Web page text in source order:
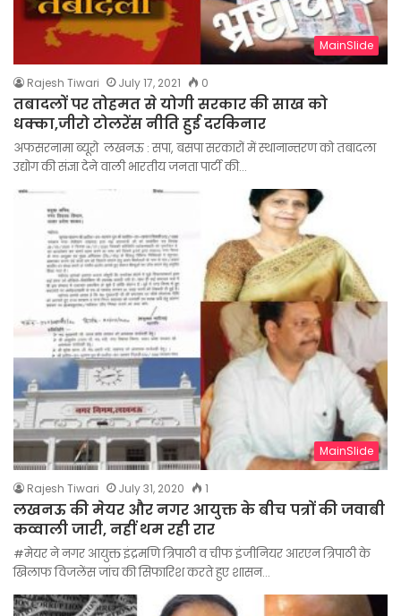
MainSlide
Rajesh Tiwari July 17, 2021 0
तबादलों पर तोहमत से योगी सरकार की साख को
धक्का,जीरो टोलरेंस नीति हुई दरकिनार
अफसरनामा ब्यूरो लखनऊ : सपा, बसपा सरकारों में स्थानान्तरण को तबादला
उद्योग की संज्ञा देने वाली भारतीय जनता पार्टी की…
MainSlide
Rajesh Tiwari July 31, 2020 1
लखनऊ की मेयर और नगर आयुक्त के बीच पत्रों की जवाबी
कव्वाली जारी, नहीं थम रही रार
#मेयर ने नगर आयुक्त इंद्रमणि त्रिपाठी व चीफ इंजीनियर आरएन त्रिपाठी के
खिलाफ विजलेंस जांच की सिफारिश करते हुए शासन…